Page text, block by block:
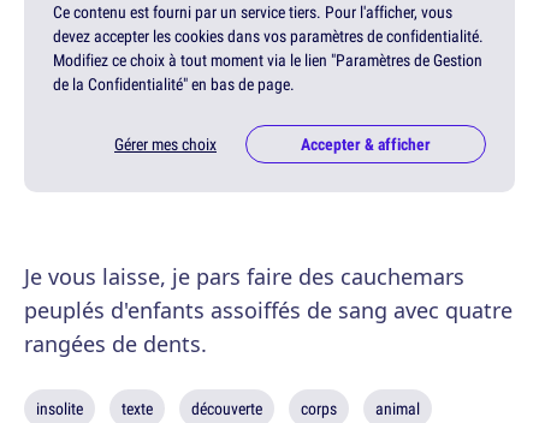
Ce contenu est fourni par un service tiers. Pour l'afficher, vous
devez accepter les cookies dans vos paramètres de confidentialité.
Modifiez ce choix à tout moment via le lien "Paramètres de Gestion
de la Confidentialité" en bas de page.
Gérer mes choix Accepter & afficher
Je vous laisse, je pars faire des cauchemars
peuplés d'enfants assoiffés de sang avec quatre
rangées de dents.
insolite texte découverte corps animal